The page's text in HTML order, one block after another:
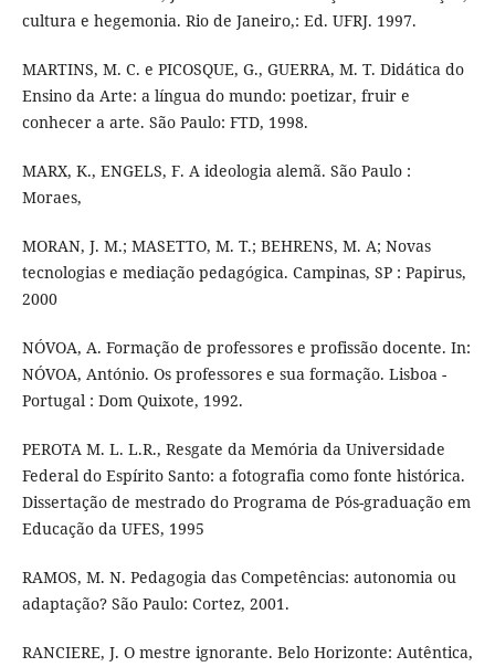
cultura e hegemonia. Rio de Janeiro,: Ed. UFRJ. 1997.
MARTINS, M. C. e PICOSQUE, G., GUERRA, M. T. Didática do
Ensino da Arte: a língua do mundo: poetizar, fruir e
conhecer a arte. São Paulo: FTD, 1998.
MARX, K., ENGELS, F. A ideologia alemã. São Paulo :
Moraes,
MORAN, J. M.; MASETTO, M. T.; BEHRENS, M. A; Novas
tecnologias e mediação pedagógica. Campinas, SP : Papirus,
2000
NÓVOA, A. Formação de professores e profissão docente. In:
NÓVOA, António. Os professores e sua formação. Lisboa -
Portugal : Dom Quixote, 1992.
PEROTA M. L. L.R., Resgate da Memória da Universidade
Federal do Espírito Santo: a fotografia como fonte histórica.
Dissertação de mestrado do Programa de Pós-graduação em
Educação da UFES, 1995
RAMOS, M. N. Pedagogia das Competências: autonomia ou
adaptação? São Paulo: Cortez, 2001.
RANCIERE, J. O mestre ignorante. Belo Horizonte: Autêntica,